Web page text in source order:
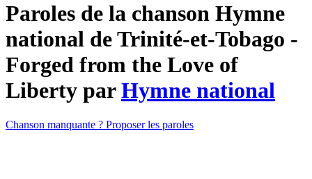
Paroles de la chanson Hymne
national de Trinité-et-Tobago -
Forged from the Love of
Liberty parHymne national
Chanson manquante ? Proposer les paroles